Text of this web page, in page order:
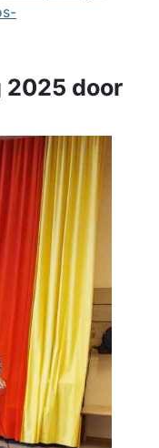
2025 door